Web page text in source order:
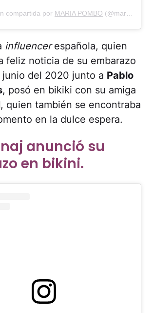
compartida por MARIA POMBO (@mariapombo) el
influencerespañola, quien
feliz noticia de su embarazo
junio del 2020 junto a Pablo
, posó en bikiki con su amiga
, quien también se encontraba
en la dulce espera.
anunció su
en bikini.